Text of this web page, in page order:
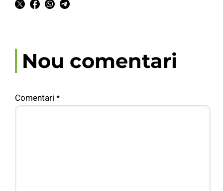
Nou comentari
Comentari *